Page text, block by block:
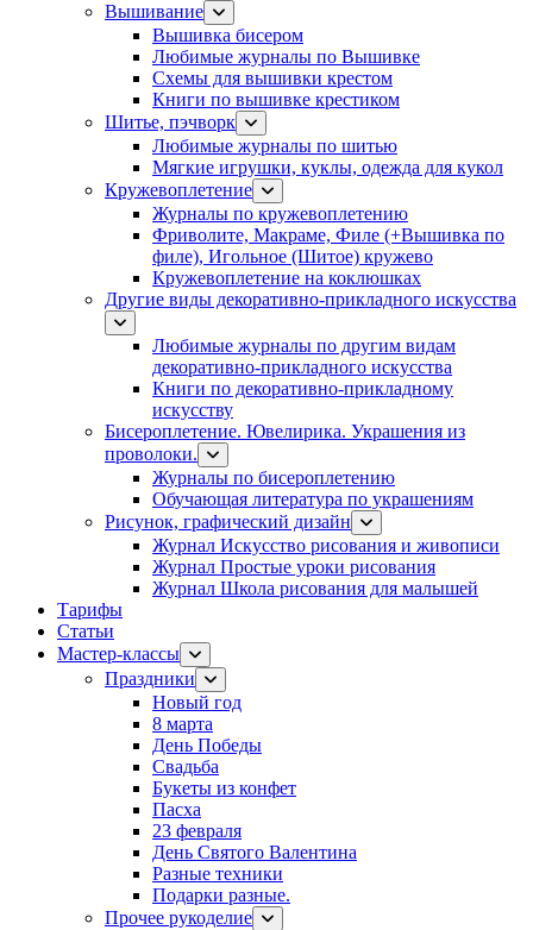
Вышивание
Вышивка бисером
Любимые журналы по Вышивке
Схемы для вышивки крестом
Книги по вышивке крестиком
Шитье, пэчворк
Любимые журналы по шитью
Мягкие игрушки, куклы, одежда для кукол
Кружевоплетение
Журналы по кружевоплетению
Фриволите, Макраме, Филе (+Вышивка по
филе), Игольное (Шитое) кружево
Кружевоплетение на коклюшках
Другие виды декоративно-прикладного искусства
Любимые журналы по другим видам
декоративно-прикладного искусства
Книги по декоративно-прикладному
искусству
Бисероплетение. Ювелирика. Украшения из
проволоки.
Журналы по бисероплетению
Обучающая литература по украшениям
Рисунок, графический дизайн
Журнал Искусство рисования и живописи
Журнал Простые уроки рисования
Журнал Школа рисования для малышей
Тарифы
Статьи
Мастер-классы
Праздники
Новый год
8 марта
День Победы
Свадьба
Букеты из конфет
Пасха
23 февраля
День Святого Валентина
Разные техники
Подарки разные.
Прочее рукоделие